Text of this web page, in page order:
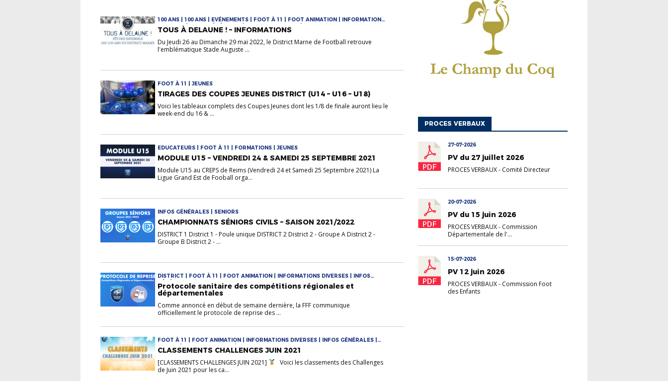
100 ANS | 100 ANS | EVÉNEMENTS | FOOT À 11 | FOOT ANIMATION | INFORMATIONS
DIVERSES | INFOS GÉNÉRALES | RASSEMBLEMENTS | TOURNOIS ET
RASSEMBLEMENTS
TOUS À DELAUNE ! – INFORMATIONS
Du Jeudi 26 au Dimanche 29 mai 2022, le District Marne de Football retrouve
l'emblématique Stade Auguste ...
FOOT À 11 | JEUNES
TIRAGES DES COUPES JEUNES DISTRICT (U14 – U16 – U18)
Voici les tableaux complets des Coupes Jeunes dont les 1/8 de finale auront lieu le
week-end du 16 & ...
EDUCATEURS | FOOT À 11 | FORMATIONS | JEUNES
MODULE U15 – VENDREDI 24 & SAMEDI 25 SEPTEMBRE 2021
Module U15 au CREPS de Reims (Vendredi 24 et Samedi 25 Septembre 2021) La
Ligue Grand Est de Fooball orga...
INFOS GÉNÉRALES | SENIORS
CHAMPIONNATS SÉNIORS CIVILS – SAISON 2021/2022
DISTRICT 1 District 1 - Poule unique DISTRICT 2 District 2 - Groupe A District 2 -
Groupe B District 2 - ...
DISTRICT | FOOT À 11 | FOOT ANIMATION | INFORMATIONS DIVERSES | INFOS
GÉNÉRALES
Protocole sanitaire des compétitions régionales et
départementales
Comme annoncé en début de semaine dernière, la FFF communique
officiellement le protocole de reprise des ...
FOOT À 11 | FOOT ANIMATION | INFORMATIONS DIVERSES | INFOS GÉNÉRALES |
JEUNES | LA VIE DES CLUBS | SENIORS
CLASSEMENTS CHALLENGES JUIN 2021
[CLASSEMENTS CHALLENGES JUIN 2021]
Voici les classements des Challenges
de Juin 2021 pour les ca...
PROCES VERBAUX
27-07-2026
PV du 27 juillet 2026
PROCES VERBAUX- Comité Directeur
20-07-2026
PV du 15 juin 2026
PROCES VERBAUX- Commission
Départementale de l'...
15-07-2026
PV 12 juin 2026
PROCES VERBAUX- Commission Foot
des Enfants